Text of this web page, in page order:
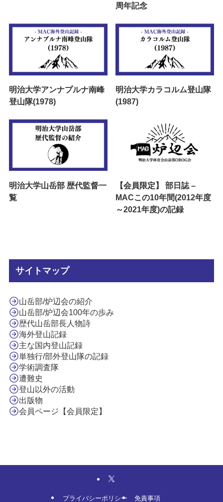
周年記念
明治大学アンナプルナ南峰
登山隊(1978)
明治大学カラコルム登山隊
(1987)
明治大学山岳部 歴代監督一
覧
【会員限定】 部日誌 –
MACこの10年間(2012年度
～2021年度)の記録
サイトマップ
山岳部/炉辺会の紹介
山岳部/炉辺会100年の歩み
歴代山岳部長人物詩
海外登山記録
主な国内登山記録
単独行/部外登山隊の記録
学術調査隊
遭難史
登山以外の活動
出版物
会員ページ【会員限定】
プライバシーポリシー 免責事項